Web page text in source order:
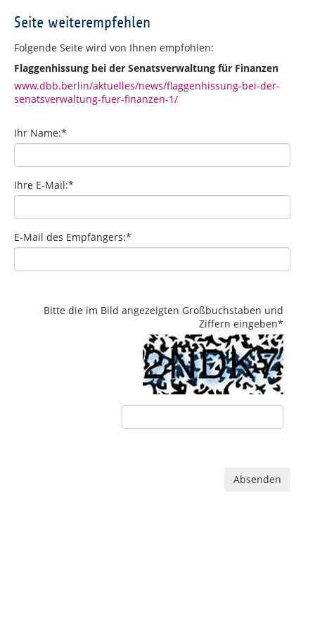
Seite weiterempfehlen
Folgende Seite wird von Ihnen empfohlen:
Flaggenhissung bei der Senatsverwaltung für Finanzen
www.dbb.berlin/aktuelles/news/flaggenhissung-bei-der-
senatsverwaltung-fuer-finanzen-1/
Ihr Name:*
Ihre E-Mail:*
E-Mail des Empfängers:*
Bitte die im Bild angezeigten Großbuchstaben und
Ziffern eingeben*
Absenden